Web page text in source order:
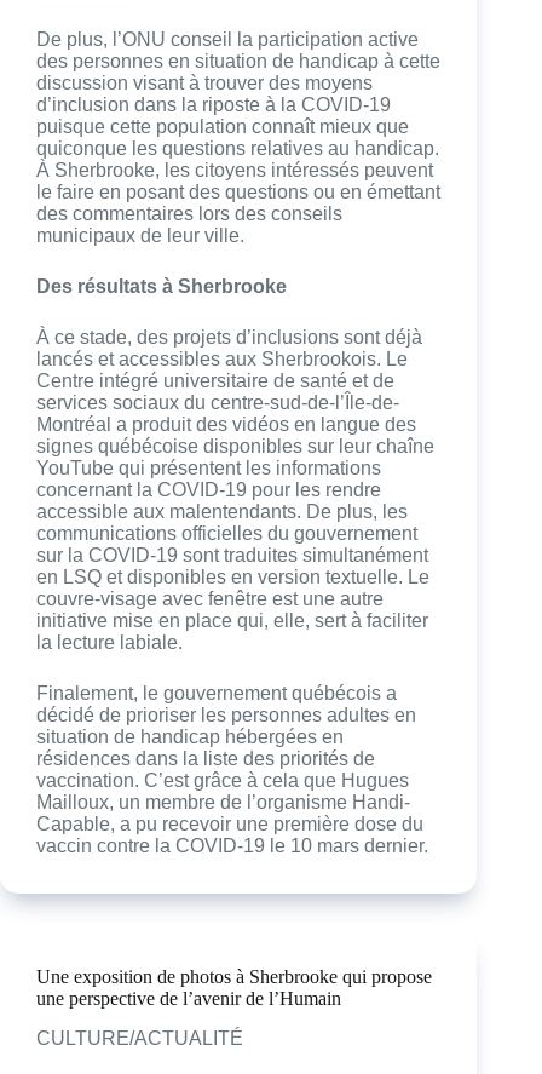
De plus, l’ONU conseil la participation active
des personnes en situation de handicap à cette
discussion visant à trouver des moyens
d’inclusion dans la riposte à la COVID-19
puisque cette population connaît mieux que
quiconque les questions relatives au handicap.
À Sherbrooke, les citoyens intéressés peuvent
le faire en posant des questions ou en émettant
des commentaires lors des conseils
municipaux de leur ville.
Des résultats à Sherbrooke
À ce stade, des projets d’inclusions sont déjà
lancés et accessibles aux Sherbrookois. Le
Centre intégré universitaire de santé et de
services sociaux du centre-sud-de-l’Île-de-
Montréal a produit des vidéos en langue des
signes québécoise disponibles sur leur chaîne
YouTube qui présentent les informations
concernant la COVID-19 pour les rendre
accessible aux malentendants. De plus, les
communications officielles du gouvernement
sur la COVID-19 sont traduites simultanément
en LSQ et disponibles en version textuelle. Le
couvre-visage avec fenêtre est une autre
initiative mise en place qui, elle, sert à faciliter
la lecture labiale.
Finalement, le gouvernement québécois a
décidé de prioriser les personnes adultes en
situation de handicap hébergées en
résidences dans la liste des priorités de
vaccination. C’est grâce à cela que Hugues
Mailloux, un membre de l’organisme Handi-
Capable, a pu recevoir une première dose du
vaccin contre la COVID-19 le 10 mars dernier.
Une exposition de photos à Sherbrooke qui propose
une perspective de l’avenir de l’Humain
CULTURE/ACTUALITÉ